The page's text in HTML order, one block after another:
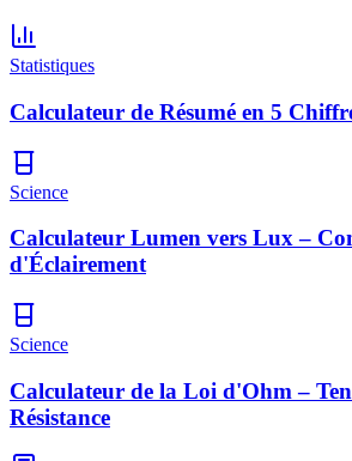
Statistiques
Calculateur de Résumé en 5
Science
Calculateur Lumen vers Lux –
d'Éclairement
Science
Calculateur de la Loi d'Ohm –
Résistance